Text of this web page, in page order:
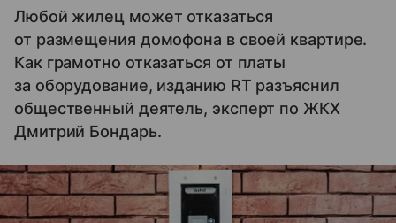
Любой жилец может отказаться
от размещения домофона в своей квартире.
Как грамотно отказаться от платы
за оборудование, изданию RT разъяснил
общественный деятель, эксперт по ЖКХ
Дмитрий Бондарь.